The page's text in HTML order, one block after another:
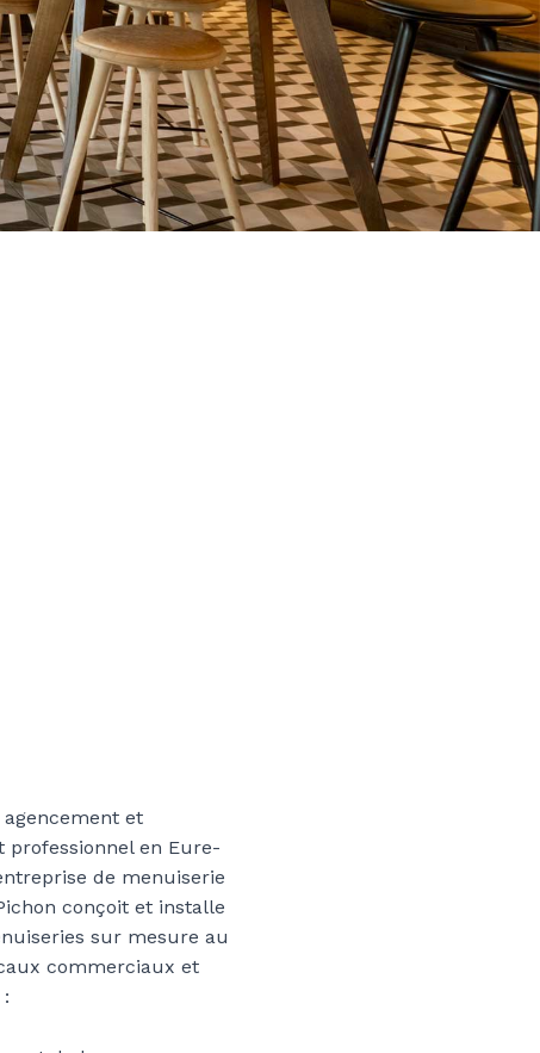
et
professionnel en Eure-
de menuiserie
conçoit et installe
sur mesure au
commerciaux et